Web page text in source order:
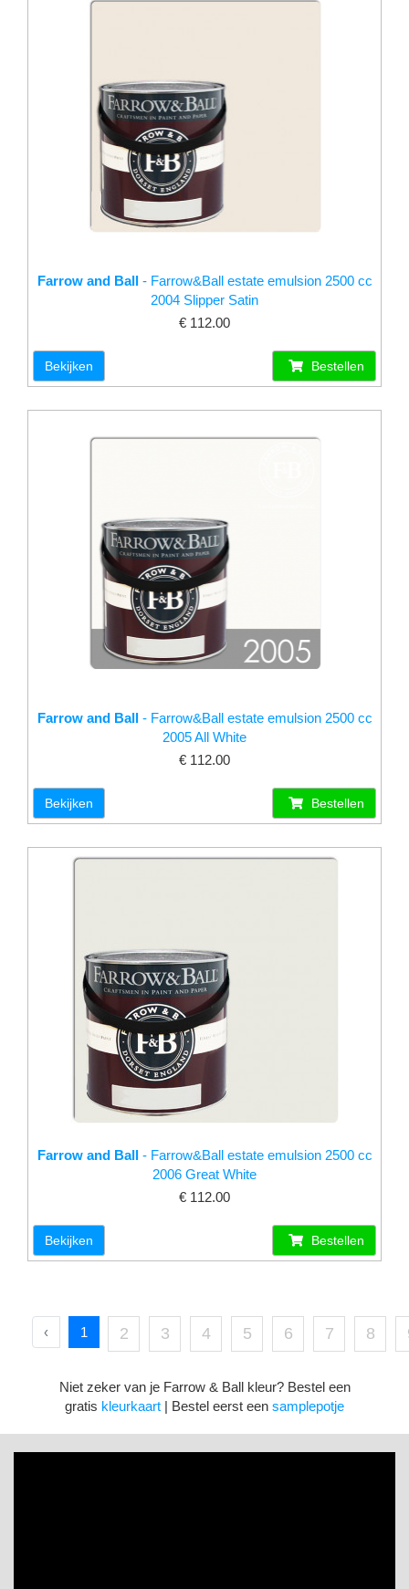
Farrow and Ball- Farrow&Ball estate emulsion 2500 cc
2004 Slipper Satin
€ 112.00
Bekijken Bestellen
Farrow and Ball- Farrow&Ball estate emulsion 2500 cc
2005 All White
€ 112.00
Bekijken Bestellen
Farrow and Ball- Farrow&Ball estate emulsion 2500 cc
2006 Great White
€ 112.00
Bekijken Bestellen
‹ 1 2 3 4 5 6 7 8
Niet zeker van je Farrow & Ball kleur? Bestel een
gratis kleurkaart | Bestel eerst een samplepotje